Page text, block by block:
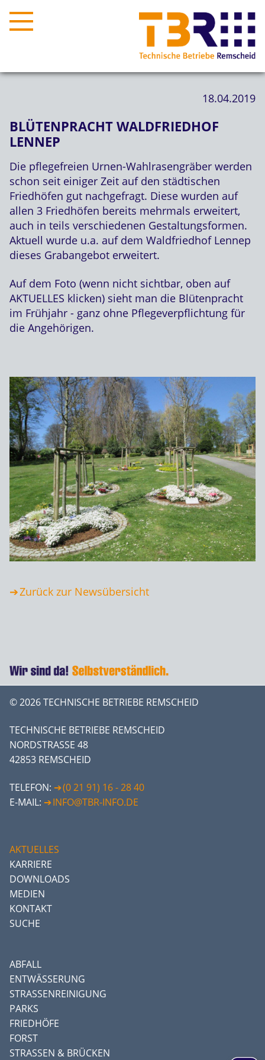
18.04.2019
BLÜTENPRACHT WALDFRIEDHOF
LENNEP
Die pflegefreien Urnen-Wahlrasengräber werden
schon seit einiger Zeit auf den städtischen
Friedhöfen gut nachgefragt. Diese wurden auf
allen 3 Friedhöfen bereits mehrmals erweitert,
auch in teils verschiedenen Gestaltungsformen.
Aktuell wurde u.a. auf dem Waldfriedhof Lennep
dieses Grabangebot erweitert.
Auf dem Foto (wenn nicht sichtbar, oben auf
AKTUELLES klicken) sieht man die Blütenpracht
im Frühjahr - ganz ohne Pflegeverpflichtung für
die Angehörigen.
Zurück zur Newsübersicht
© 2026 TECHNISCHE BETRIEBE REMSCHEID
TECHNISCHE BETRIEBE REMSCHEID
NORDSTRASSE 48
42853 REMSCHEID
TELEFON:
(0 21 91) 16 - 28 40
E-MAIL:
INFO@TBR-INFO.DE
AKTUELLES
KARRIERE
DOWNLOADS
MEDIEN
KONTAKT
SUCHE
ABFALL
ENTWÄSSERUNG
STRASSENREINIGUNG
PARKS
FRIEDHÖFE
FORST
STRASSEN & BRÜCKEN